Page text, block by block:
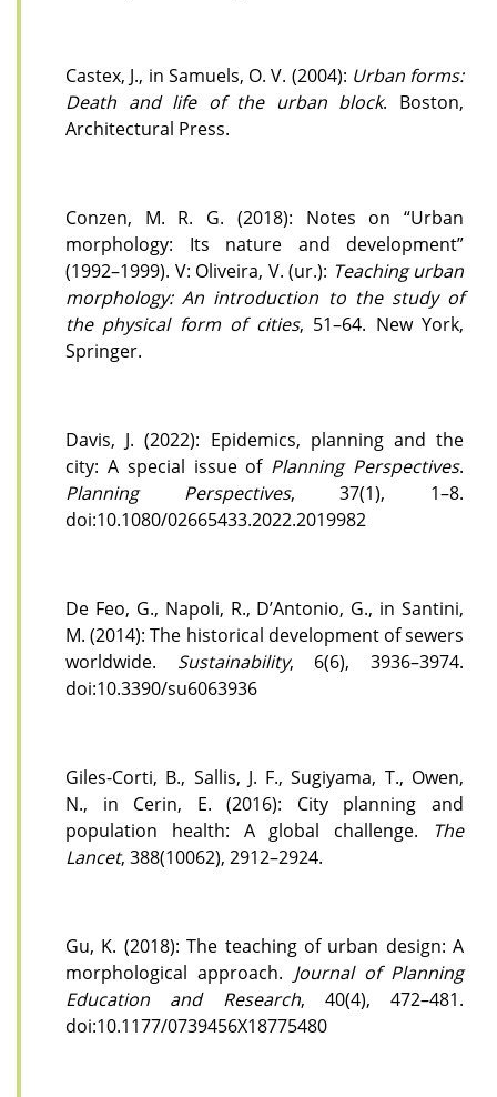
Castex, J., in Samuels, O. V. (2004): Urban forms:
Death and life of the urban block. Boston,
Architectural Press.
Conzen, M. R. G. (2018): Notes on “Urban
morphology: Its nature and development”
(1992–1999). V: Oliveira, V. (ur.): Teaching urban
morphology: An introduction to the study of
the physical form of cities, 51–64. New York,
Springer.
Davis, J. (2022): Epidemics, planning and the
city: A special issue of Planning Perspectives.
Planning Perspectives, 37(1), 1–8.
doi:10.1080/02665433.2022.2019982
De Feo, G., Napoli, R., D’Antonio, G., in Santini,
M. (2014): The historical development of sewers
worldwide. Sustainability, 6(6), 3936–3974.
doi:10.3390/su6063936
Giles-Corti, B., Sallis, J. F., Sugiyama, T., Owen,
N., in Cerin, E. (2016): City planning and
population health: A global challenge. The
Lancet, 388(10062), 2912–2924.
Gu, K. (2018): The teaching of urban design: A
morphological approach. Journal of Planning
Education and Research, 40(4), 472–481.
doi:10.1177/0739456X18775480